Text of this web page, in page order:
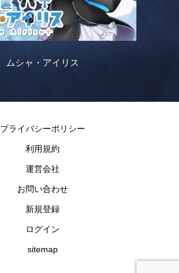
ムシャ・アイリス
プライバシーポリシー
利用規約
運営会社
お問い合わせ
新規登録
ログイン
sitemap